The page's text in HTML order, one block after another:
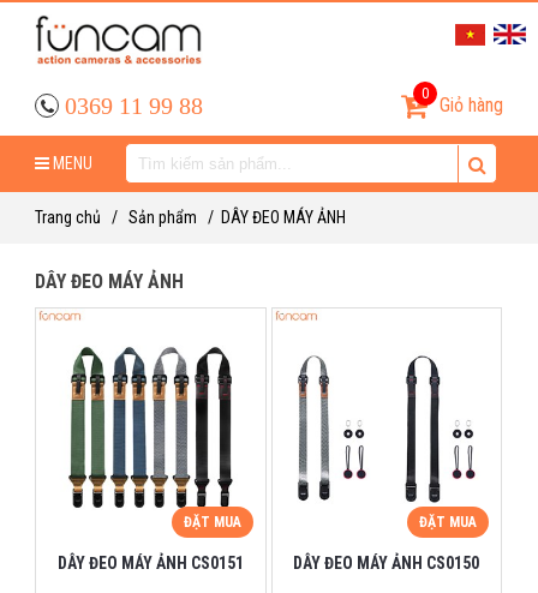
Giỏ hàng
0
0369 11 99 88
MENU
Trang chủ / Sản phẩm / DÂY ĐEO MÁY ẢNH
DÂY ĐEO MÁY ẢNH
ĐẶT MUA
DÂY ĐEO MÁY ẢNH CS0151
ĐẶT MUA
DÂY ĐEO MÁY ẢNH CS0150